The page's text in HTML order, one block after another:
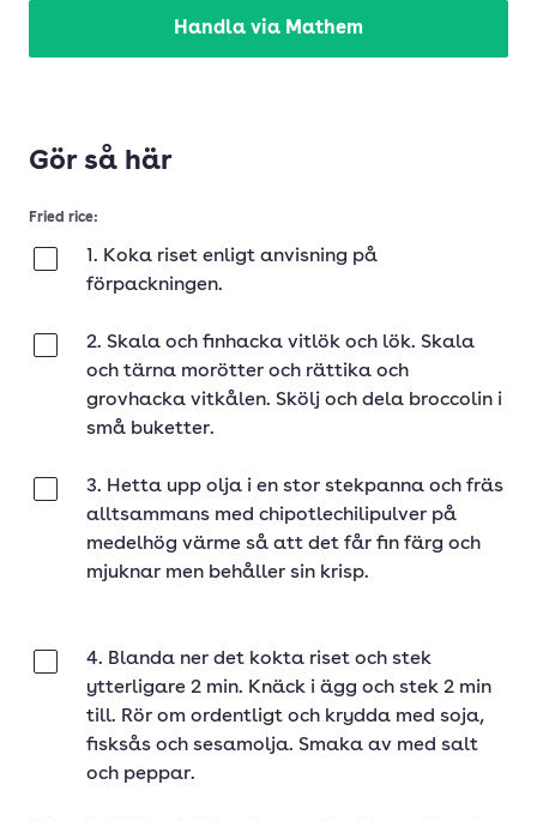
Handla via Mathem
Gör så här
Fried rice:
1. Koka riset enligt anvisning på
förpackningen.
2. Skala och finhacka vitlök och lök. Skala
och tärna morötter och rättika och
grovhacka vitkålen. Skölj och dela broccolin i
små buketter.
3. Hetta upp olja i en stor stekpanna och fräs
alltsammans med chipotlechilipulver på
medelhög värme så att det får fin färg och
mjuknar men behåller sin krisp.
4. Blanda ner det kokta riset och stek
ytterligare 2 min. Knäck i ägg och stek 2 min
till. Rör om ordentligt och krydda med soja,
fisksås och sesamolja. Smaka av med salt
och peppar.